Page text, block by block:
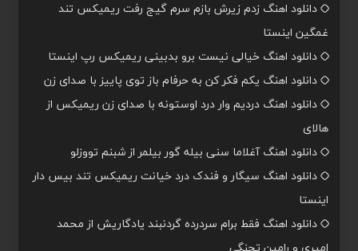
دانلود اهنگ زدم زیرش بازم سرم گیج رفت ریمیکس تند
غمگین اینستا
دانلود اهنگ خیالی نیست برو بدبینی ریمیکس رپ اینستا
دانلود اهنگ یکم فکر کن به حرفام باز توی پاییز با صدای زن
دانلود اهنگ دردیم وار درد اوستونه با صدای زن ریمیکس از
هالای
دانلود اهنگ آغلاما سنی بیله گور بیلمر از شبنم تووزلو
دانلود اهنگ سیگار و فندک درد خیانت ریمیکس تند بیس دار
اینستا
دانلود اهنگ فقط برام سردرده گردنبند یادگاریش از محمد
امیری و رامین تجنگی